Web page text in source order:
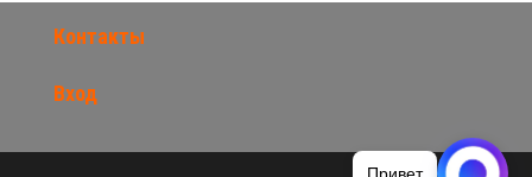
Контакты
Вход